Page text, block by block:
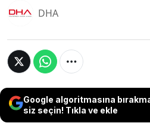
DHA
Google algoritmasına
siz seçin! Tıkla ve ekle